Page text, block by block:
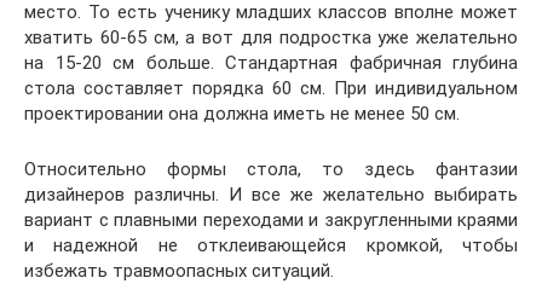
место. То есть ученику младших классов вполне может
хватить 60-65 см, а вот для подростка уже желательно
на 15-20 см больше. Стандартная фабричная глубина
стола составляет порядка 60 см. При индивидуальном
проектировании она должна иметь не менее 50 см.
Относительно формы стола, то здесь фантазии
дизайнеров различны. И все же желательно выбирать
вариант с плавными переходами и закругленными краями
и надежной не отклеивающейся кромкой, чтобы
избежать травмоопасных ситуаций.